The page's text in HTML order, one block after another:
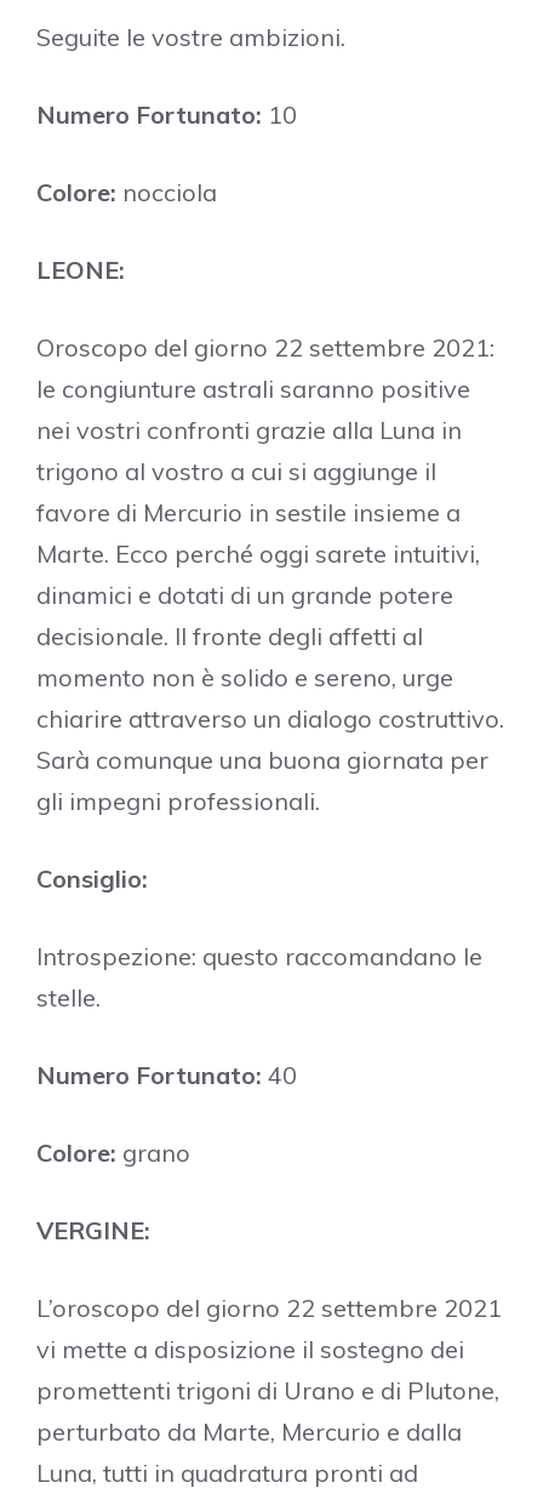
Seguite le vostre ambizioni.
Numero Fortunato: 10
Colore: nocciola
LEONE:
Oroscopo del giorno 22 settembre 2021:
le congiunture astrali saranno positive
nei vostri confronti grazie alla Luna in
trigono al vostro a cui si aggiunge il
favore di Mercurio in sestile insieme a
Marte. Ecco perché oggi sarete intuitivi,
dinamici e dotati di un grande potere
decisionale. Il fronte degli affetti al
momento non è solido e sereno, urge
chiarire attraverso un dialogo costruttivo.
Sarà comunque una buona giornata per
gli impegni professionali.
Consiglio:
Introspezione: questo raccomandano le
stelle.
Numero Fortunato: 40
Colore: grano
VERGINE:
L’oroscopo del giorno 22 settembre 2021
vi mette a disposizione il sostegno dei
promettenti trigoni di Urano e di Plutone,
perturbato da Marte, Mercurio e dalla
Luna, tutti in quadratura pronti ad